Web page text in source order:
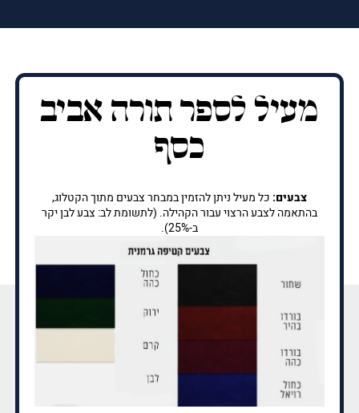
מעיל לספר תורה אביב
כסף
צבעים: כל מעיל ניתן להזמין במבחר צבעים מתוך הקטלוג,
בהתאמה לצבע הרצוי עבור הקהילה. (לתשומת לב: צבע לבן יקר
ב-25%).